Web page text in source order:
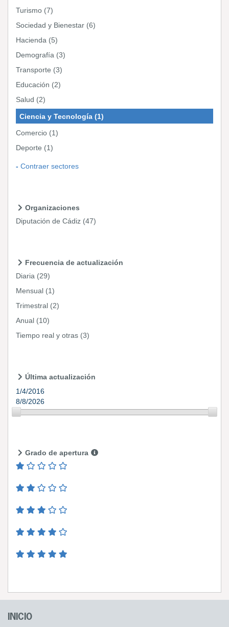
Turismo (7)
Sociedad y Bienestar (6)
Hacienda (5)
Demografía (3)
Transporte (3)
Educación (2)
Salud (2)
Ciencia y Tecnología (1)
Comercio (1)
Deporte (1)
Contraer sectores
Organizaciones
Diputación de Cádiz (47)
Frecuencia de actualización
Diaria (29)
Mensual (1)
Trimestral (2)
Anual (10)
Tiempo real y otras (3)
Última actualización
1/4/2016
8/8/2026
Grado de apertura
INICIO